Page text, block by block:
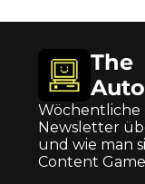
The
Wöchentliche
Newsletter
und wie man
Content Game